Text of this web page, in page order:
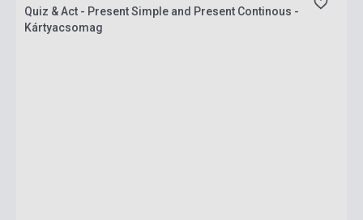
Quiz & Act - Present Simple and Present Continous -
Kártyacsomag